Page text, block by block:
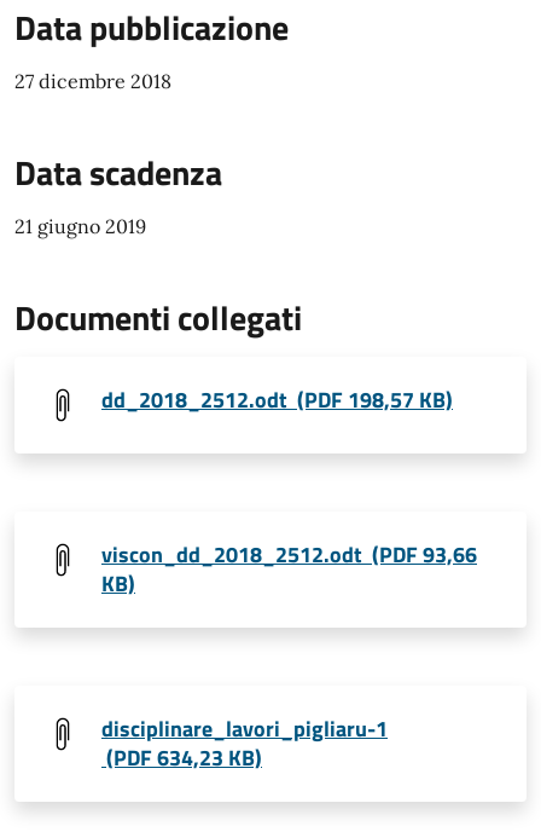
Data pubblicazione
27 dicembre 2018
Data scadenza
21 giugno 2019
Documenti collegati
dd_2018_2512.odt (PDF 198,57 KB)
viscon_dd_2018_2512.odt (PDF 93,66
KB)
disciplinare_lavori_pigliaru-1
(PDF 634,23 KB)